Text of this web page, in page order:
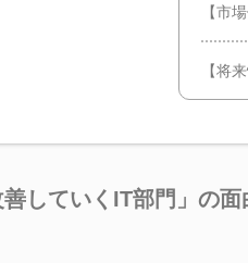
【市
【将
していくIT部門」の面